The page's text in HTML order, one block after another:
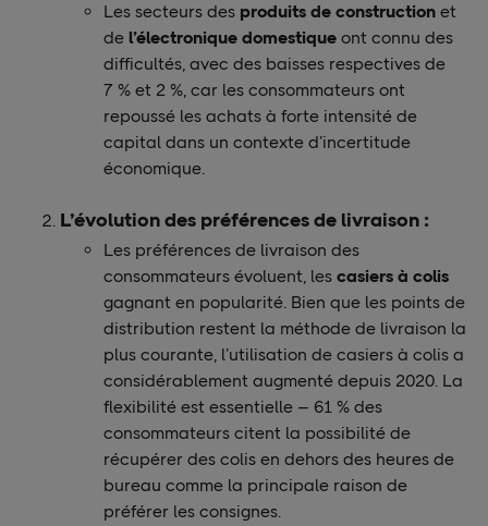
Les secteurs des produits de construction et
de l’électronique domestique ont connu des
difficultés, avec des baisses respectives de
7 % et 2 %, car les consommateurs ont
repoussé les achats à forte intensité de
capital dans un contexte d’incertitude
économique.
L’évolution des préférences de livraison :
Les préférences de livraison des
consommateurs évoluent, les casiers à colis
gagnant en popularité. Bien que les points de
distribution restent la méthode de livraison la
plus courante, l’utilisation de casiers à colis a
considérablement augmenté depuis 2020. La
flexibilité est essentielle – 61 % des
consommateurs citent la possibilité de
récupérer des colis en dehors des heures de
bureau comme la principale raison de
préférer les consignes.